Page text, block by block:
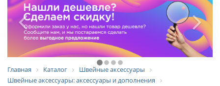
Главная Каталог
Швейные аксессуары
Швейные аксессуары: аксессуары и дополнения